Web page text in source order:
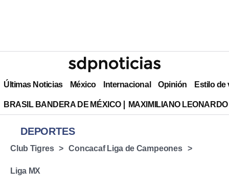
Últimas Noticias México Internacional Opinión Estilo de
BRASIL BANDERA DE MÉXICO MAXIMILIANO
DEPORTES
Club Tigres Concacaf Liga de Campeones
Liga MX